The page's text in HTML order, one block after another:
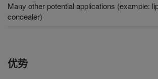
Many other potential applications (example:
concealer)
优势